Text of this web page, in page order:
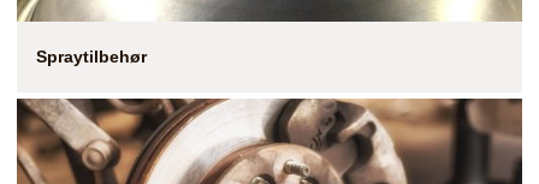
Spraytilbehør